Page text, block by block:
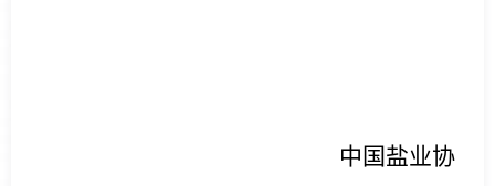
中国盐业协